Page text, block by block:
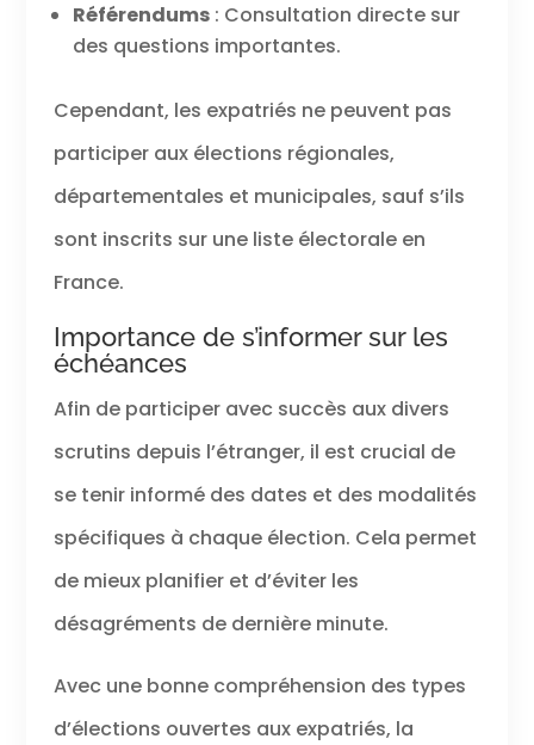
Référendums: Consultation directe sur
des questions importantes.
Cependant, les expatriés ne peuvent pas
participer aux élections régionales,
départementales et municipales, sauf s’ils
sont inscrits sur une liste électorale en
France.
Importance de s’informer sur les
échéances
Afin de participer avec succès aux divers
scrutins depuis l’étranger, il est crucial de
se tenir informé des dates et des modalités
spécifiques à chaque élection. Cela permet
de mieux planifier et d’éviter les
désagréments de dernière minute.
Avec une bonne compréhension des types
d’élections ouvertes aux expatriés, la